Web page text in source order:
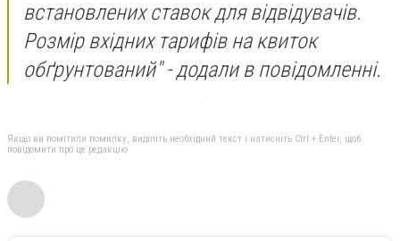
встановлених ставок для відвідувачів.
Розмір вхідних тарифів на квиток
обґрунтований" - додали в повідомленні.
Якщо ви помітили помилку, виділіть необхідний текст і натисніть Ctrl + Enter, щоб
повідомити про це редакцію